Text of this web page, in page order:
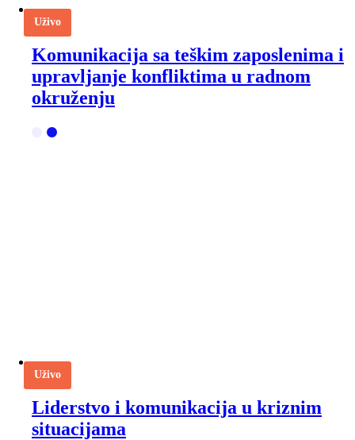
Uživo
Komunikacija sa teškim zaposlenima i
upravljanje konfliktima u radnom
okruženju
Uživo
Liderstvo i komunikacija u kriznim
situacijama